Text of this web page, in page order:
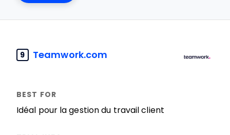
9 Teamwork.com
Idéal pour la gestion du travail client